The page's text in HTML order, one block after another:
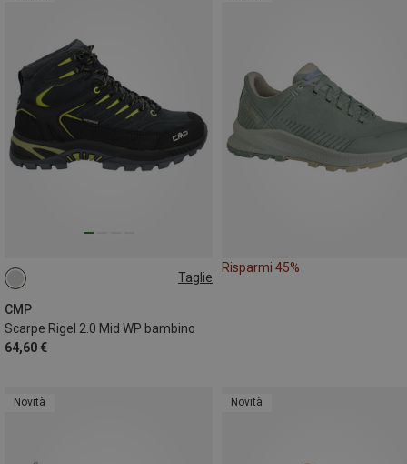
Taglie
CMP
Scarpe Rigel 2.0 Mid WP bambino
64,60 €
38
Risparmi 45%
Novità Novità